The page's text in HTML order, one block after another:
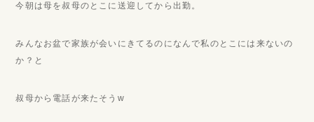
今朝は母を叔母のとこに送迎してから出勤。
みんなお盆で家族が会いにきてるのになんで私のとこには来ないの
か？と
叔母から電話が来たそうw